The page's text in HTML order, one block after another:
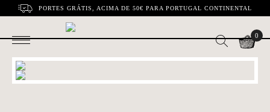
PORTES GRÁTIS, ACIMA DE 50€ PARA PORTUGAL CONTINENTAL
0